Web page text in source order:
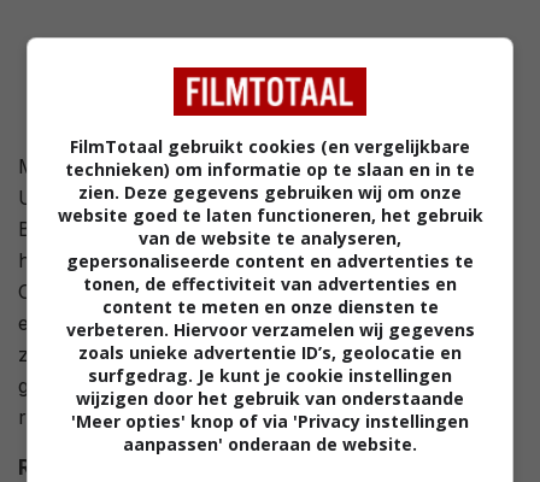
Mia is een accountant bij cadeauwinkel All Wrapped
Up. Ze is verbijsterd als de plaatselijke beroemdheid
Beau Cavannagh, die als twee druppels water lijkt op
haar favoriete romanheld, in haar leven komt.
Ondanks haar twijfels bewijst Beau, erfgenaam van
een rijke familie, dat zijn gevoelens voor haar oprecht
zijn, ook al staat zijn familie afwijzend. Mia belandt al
gauw in een sprookjesachtige romance die
rechtstreeks uit haar dromen komt.
Regie
FilmTotaal gebruikt cookies (en vergelijkbare
technieken) om informatie op te slaan en in te
zien. Deze gegevens gebruiken wij om onze
website goed te laten functioneren, het gebruik
van de website te analyseren,
gepersonaliseerde content en advertenties te
tonen, de effectiviteit van advertenties en
content te meten en onze diensten te
verbeteren. Hiervoor verzamelen wij gegevens
zoals unieke advertentie ID’s, geolocatie en
surfgedrag. Je kunt je cookie instellingen
wijzigen door het gebruik van onderstaande
'Meer opties' knop of via 'Privacy instellingen
aanpassen' onderaan de website.